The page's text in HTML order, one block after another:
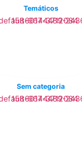
Temáticos
Sem categoria